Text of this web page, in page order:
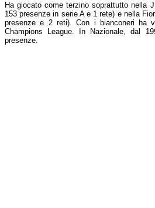
Ha giocato come terzino soprattutto nella
153 presenze in serie A e 1 rete) e nella
presenze e 2 reti). Con i bianconeri ha
Champions League. In Nazionale, dal
presenze.